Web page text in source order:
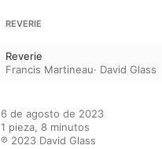
REVERIE
Reverie
Francis Martineau· David Glass
6 de agosto de 2023
1 pieza, 8 minutos
℗ 2023 David Glass